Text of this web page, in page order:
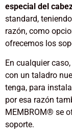
especial del
standard,
razón, como
ofrecemos los
En cualquier
con un taladro
tenga, para
por esa razón
MEMBROM® se
soporte.